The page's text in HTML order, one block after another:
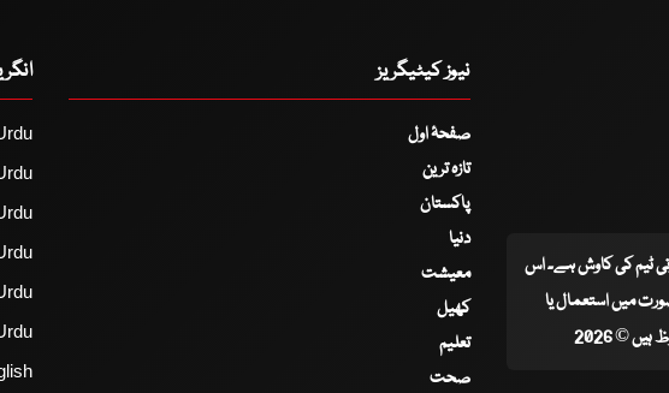
ٹیم کی کاوش ہے۔ اس
میں استعمال یا
© 2026
نیوز کیٹیگریز
صفحۂ اول
تازہ ترین
پاکستان
دنیا
معیشت
کھیل
تعلیم
صحت